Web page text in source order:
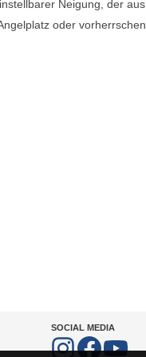
Neigung, der
oder
SOCIAL MEDIA